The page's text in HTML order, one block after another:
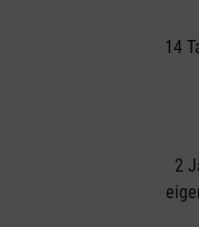
14
2